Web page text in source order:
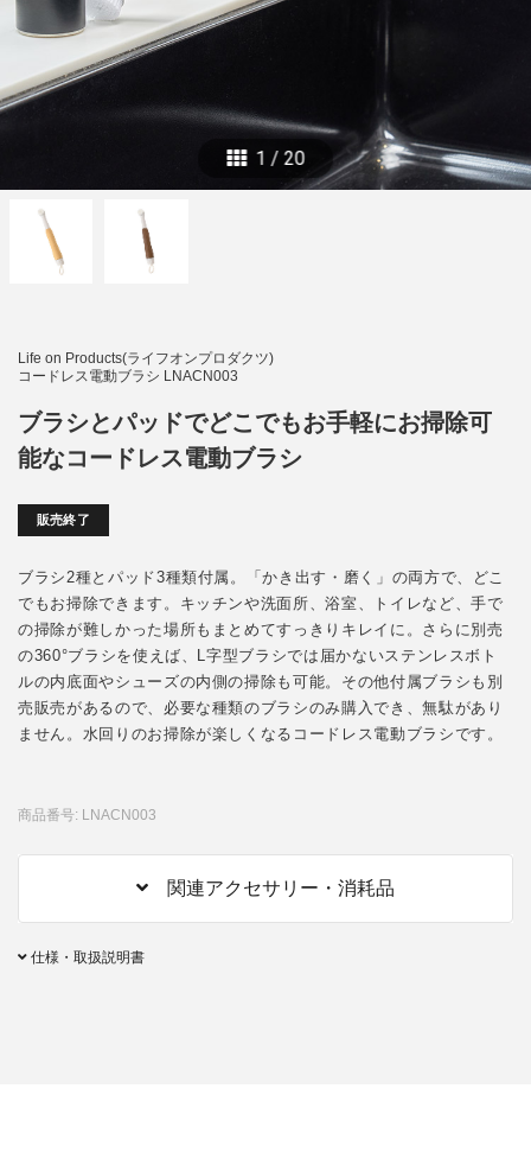
Life on Products(ライフオンプロダクツ)
コードレス電動ブラシ LNACN003
ブラシとパッドでどこでもお手軽にお掃除可
能なコードレス電動ブラシ
販売終了
ブラシ2種とパッド3種類付属。「かき出す・磨く」の両方で、どこ
でもお掃除できます。キッチンや洗面所、浴室、トイレなど、手で
の掃除が難しかった場所もまとめてすっきりキレイに。さらに別売
の360°ブラシを使えば、L字型ブラシでは届かないステンレスボト
ルの内底面やシューズの内側の掃除も可能。その他付属ブラシも別
売販売があるので、必要な種類のブラシのみ購入でき、無駄があり
ません。水回りのお掃除が楽しくなるコードレス電動ブラシです。
商品番号: LNACN003
関連アクセサリー・消耗品
仕様・取扱説明書
1 / 20